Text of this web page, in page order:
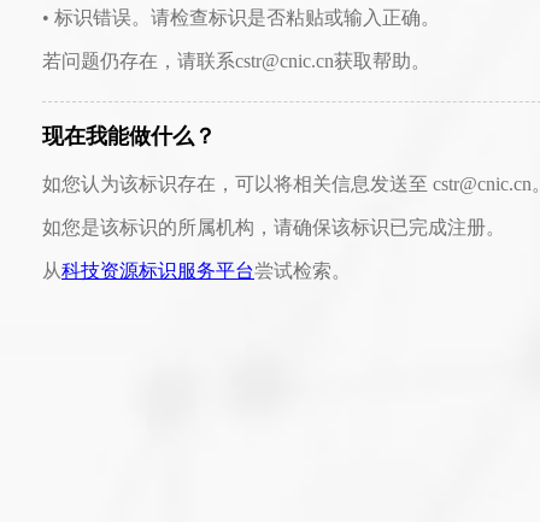
• 标识错误。请检查标识是否粘贴或输入正确。
若问题仍存在，请联系cstr@cnic.cn获取帮助。
现在我能做什么？
如您认为该标识存在，可以将相关信息发送至 cstr@cnic.cn
如您是该标识的所属机构，请确保该标识已完成注册。
从科技资源标识服务平台尝试检索。